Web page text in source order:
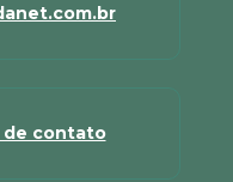
de contato